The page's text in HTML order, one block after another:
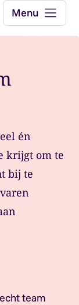
(0)77-4740000
Menu
én
krijgt om te
bij te
team